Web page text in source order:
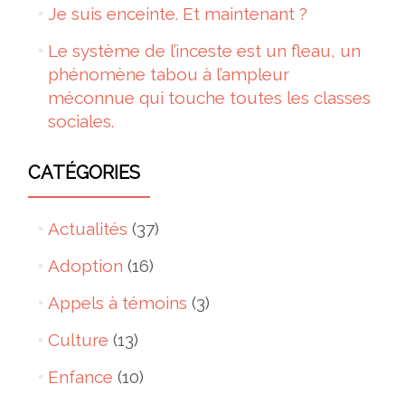
Je suis enceinte. Et maintenant ?
Le système de l’inceste est un fleau, un
phénomène tabou à l’ampleur
méconnue qui touche toutes les classes
sociales.
CATÉGORIES
Actualités (37)
Adoption (16)
Appels à témoins (3)
Culture (13)
Enfance (10)